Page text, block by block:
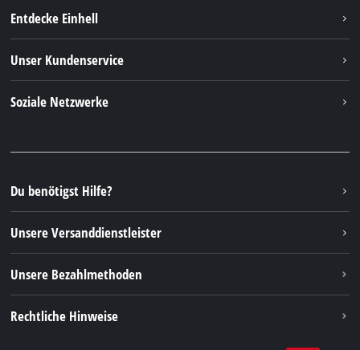
Entdecke Einhell
Einhell Germany AG
Unser Kundenservice
Soziale Netzwerke
Instagram
TikTok
Pinterest
Du benötigst Hilfe?
Unsere Versanddienstleister
Unsere Bezahlmethoden
Rechtliche Hinweise